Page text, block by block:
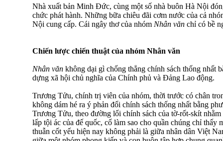
Nhà xuất bản Minh Đức, cùng một số nhà buôn Hà Nội
chức phát hành. Những bữa chiêu đãi cơm nước của cả
Nội cung cấp. Cái ngây thơ của nhóm Nhân văn chỉ có bề
Chiến lược chiến thuật của nhóm Nhân văn
Nhân văn không dại gì chống thẳng chính sách thống nhất
dựng xã hội chủ nghĩa của Chính phủ và Đảng Lao động.
Trương Tửu, chính trị viên của nhóm, thời trước có chân
không dám hé ra ý phản đối chính sách thống nhất bằng
Trương Tửu, theo đường lối chính sách của tờ-rốt-skít
lấp tội ác của đế quốc, cố làm sao cho quần chúng chỉ thấy
thuẫn cốt yếu hiện nay không phải là giữa nhân dân Việt